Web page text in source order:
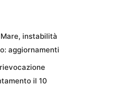
instabilità
aggiornamenti
il 10